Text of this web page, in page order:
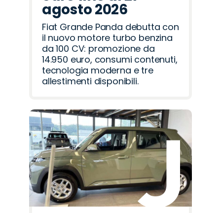
agosto 2026
Fiat Grande Panda debutta con
il nuovo motore turbo benzina
da 100 CV: promozione da
14.950 euro, consumi contenuti,
tecnologia moderna e tre
allestimenti disponibili.